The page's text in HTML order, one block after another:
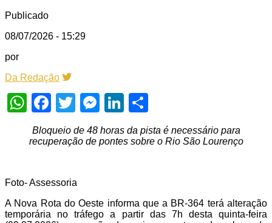
Publicado
08/07/2026 - 15:29
por
Da Redação
WhatsApp
Facebook
TwitterMessenger
LinkedIn
Bloqueio de 48 horas da pista é necessário para
recuperação de pontes sobre o Rio São Lourenço
Foto- Assessoria
A Nova Rota do Oeste informa que a BR-364 terá alteração
temporária no tráfego a partir das 7h desta quinta-feira